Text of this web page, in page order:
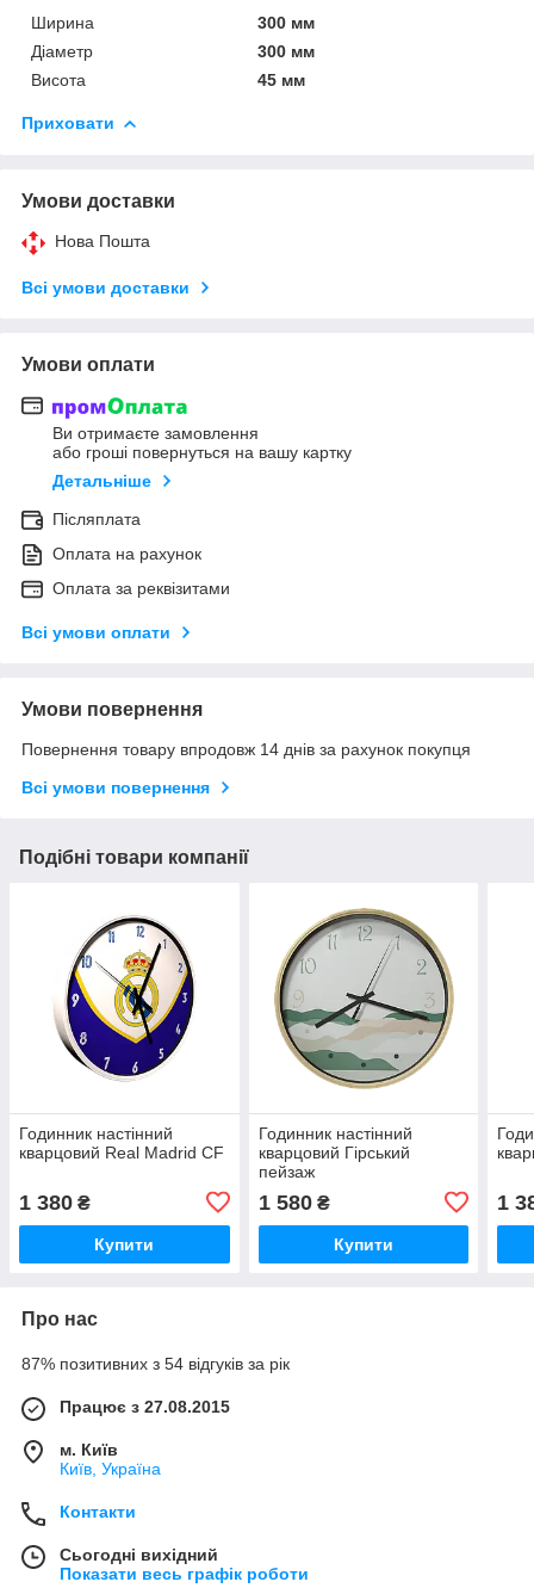
Ширина
300 мм
Діаметр
300 мм
Висота
45 мм
Приховати
Умови доставки
Нова Пошта
Всі умови доставки
Умови оплати
Ви отримаєте замовлення
або гроші повернуться на вашу картку
Детальніше
Післяплата
Оплата на рахунок
Оплата за реквізитами
Всі умови оплати
Умови повернення
Повернення товару впродовж 14 днів за рахунок покупця
Всі умови повернення
Подібні товари компанії
Годинник настінний
кварцовий Real Madrid CF
1 380 ₴
Купити
Годинник настінний
кварцовий Гірський
пейзаж
1 580₴
Купити
1
Про нас
87% позитивних з 54 відгуків за рік
Працює з 27.08.2015
м. Київ
Київ, Україна
Контакти
Сьогодні вихідний
Показати весь графік роботи